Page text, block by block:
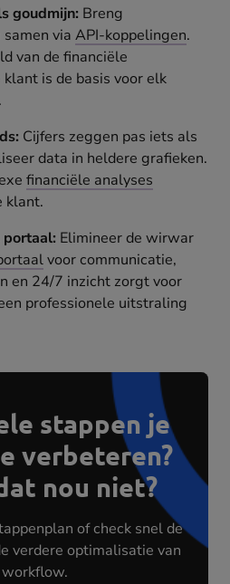
goudmijn: Breng
samen viaAPI-koppelingen.
van de financiële
is de basis voor elk
Cijfers zeggen pas iets als
data in heldere grafieken.
financiële analyses
klant.
portaal: Elimineer de wirwar
voor communicatie,
en 24/7 inzicht zorgt voor
professionele uitstraling
stappen je
verbeteren?
nou niet?
of check snel de
verdere optimalisatie van